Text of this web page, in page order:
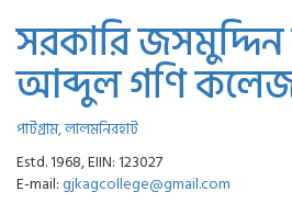
সরকারি
আব্দুল গণি
পাটগ্রাম, লালমনিরহাট
Estd. 1968, EIIN: 123027
E-mail:gjkagcollege@gmail.com